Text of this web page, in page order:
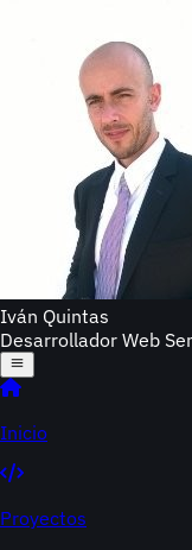
Iván Quintas
Desarrollador Web
Inicio
Proyectos